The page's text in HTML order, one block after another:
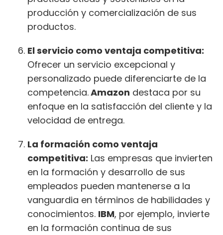
producción y comercialización de sus
productos.
El servicio como ventaja competitiva:
Ofrecer un servicio excepcional y
personalizado puede diferenciarte de la
competencia.Amazon destaca por su
enfoque en la satisfacción del cliente y la
velocidad de entrega.
La formación como ventaja
competitiva: Las empresas que invierten
en la formación y desarrollo de sus
empleados pueden mantenerse a la
vanguardia en términos de habilidades y
conocimientos. IBM, por ejemplo, invierte
en la formación continua de sus